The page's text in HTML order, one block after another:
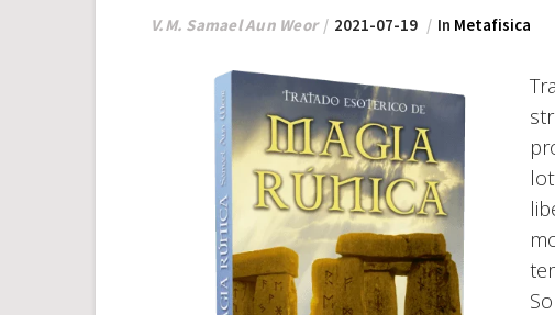
V.M. Samael Aun Weor 2021-07-19 In Metafisica